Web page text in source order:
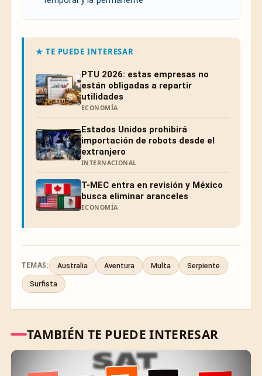
★ TE PUEDE INTERESAR
PTU 2026: estas empresas no
están obligadas a repartir
utilidades
ECONOMÍA
Estados Unidos prohibirá
importación de robots desde el
extranjero
INTERNACIONAL
T-MEC entra en revisión y México
busca eliminar aranceles
ECONOMÍA
TEMAS: Australia Aventura Multa Serpiente
Surfista
TAMBIÉN TE PUEDE INTERESAR